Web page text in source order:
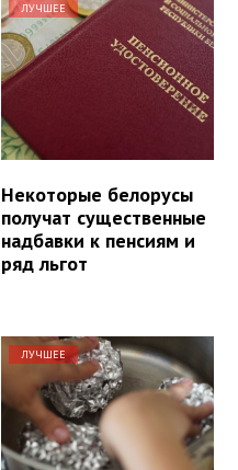
ЛУЧШЕЕ
Некоторые белорусы
получат существенные
надбавки к пенсиям и
ряд льгот
ЛУЧШЕЕ